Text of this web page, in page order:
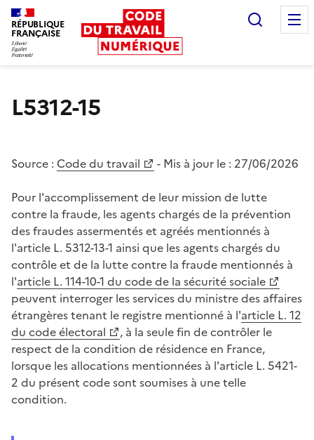
RÉPUBLIQUE
FRANÇAISE
L5312-15
Source : Code du travail - Mis à jour le : 27/06/2026
Pour l'accomplissement de leur mission de lutte
contre la fraude, les agents chargés de la prévention
des fraudes assermentés et agréés mentionnés à
l'article L. 5312-13-1 ainsi que les agents chargés du
contrôle et de la lutte contre la fraude mentionnés à
l'article L. 114-10-1 du code de la sécurité sociale
peuvent interroger les services du ministre des affaires
étrangères tenant le registre mentionné à l'article L. 12
du code électoral
, à la seule fin de contrôler le
respect de la condition de résidence en France,
lorsque les allocations mentionnées à l'article L. 5421-
2 du présent code sont soumises à une telle
condition.